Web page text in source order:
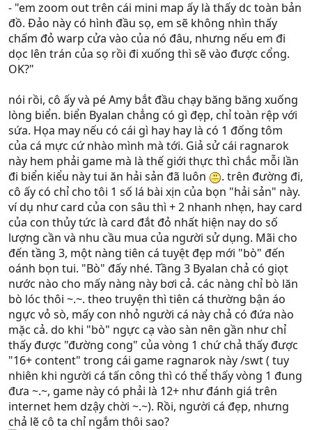
- "em zoom out trên cái mini map ấy là thấy dc toàn bản
đồ. Đảo này có hình đầu sọ, em sẽ không nhìn thấy
chấm đỏ warp cửa vào của nó đâu, nhưng nếu em đi
dọc lên trán của sọ rồi đi xuống thì sẽ vào được cổng.
OK?"
nói rồi, cô ấy và pé Amy bắt đầu chạy băng băng xuống
lòng biển. biển Byalan chẳng có gì đẹp, chỉ toàn rệp với
sứa. Họa may nếu có cái gì hay hay là có 1 đống tôm
của cá mực cứ nhào mình mà tới. Giả sử cái ragnarok
này hem phải game mà là thế giới thực thì chắc mỗi lần
đi biển kiểu này tui ăn hải sản đã luôn
. trên đường đi,
cô ấy có chỉ cho tôi 1 số lá bài xịn của bọn "hải sản" này.
ví dụ như card của con sâu thì + 2 nhanh nhẹn, hay card
của con thủy tức là card đắt đỏ nhất hiện nay do số
lượng cần và nhu cầu mua của người sử dụng. Mãi cho
đến tầng 3, một nàng tiên cá tuyệt đẹp mới "bò" đến
oánh bọn tui. "Bò" đấy nhé. Tầng 3 Byalan chả có giọt
nước nào cho mấy nàng này bơi cả. các nàng chỉ bò lăn
bò lóc thôi ~.~. theo truyện thì tiên cá thường bận áo
ngực vỏ sò, mấy con nhỏ người cá này chả có đứa nào
mặc cả. do khi "bò" ngực cạ vào sàn nên gần như chỉ
thấy được "đường cong" của vòng 1 chứ chả thấy được
"16+ content" trong cái game ragnarok này /swt ( tuy
nhiên khi người cá tấn công thì có thể thấy vòng 1 đung
đưa ~.~, game này có phải là 12+ như đánh giá trên
internet hem dzậy chời ~.~). Rồi, người cá đẹp, nhưng
chả lẽ cô ta chỉ ngắm thôi sao?